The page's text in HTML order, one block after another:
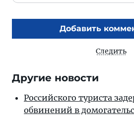
Добавить
Следить
Другие новости
Российского туриста
обвинений в